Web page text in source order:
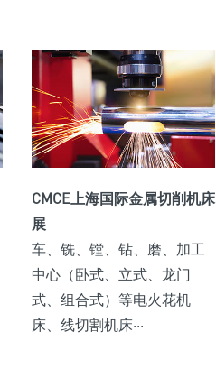
CMCE上海国际金属切削机床
展
车、铣、镗、钻、磨、加工
中心（卧式、立式、龙门
式、组合式）等电火花机
床、线切割机床···